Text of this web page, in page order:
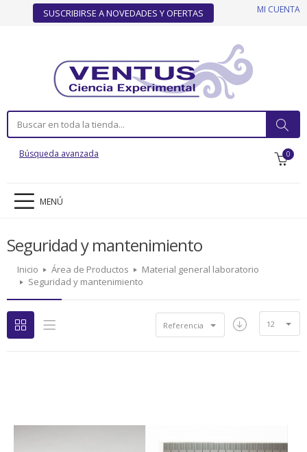
SUSCRIBIRSE A NOVEDADES Y OFERTAS MI CUENTA
Búsqueda avanzada 0
MENÚ
Seguridad y mantenimiento
Inicio Área de Productos
Material general laboratorio
Seguridad y mantenimiento
12
Referencia